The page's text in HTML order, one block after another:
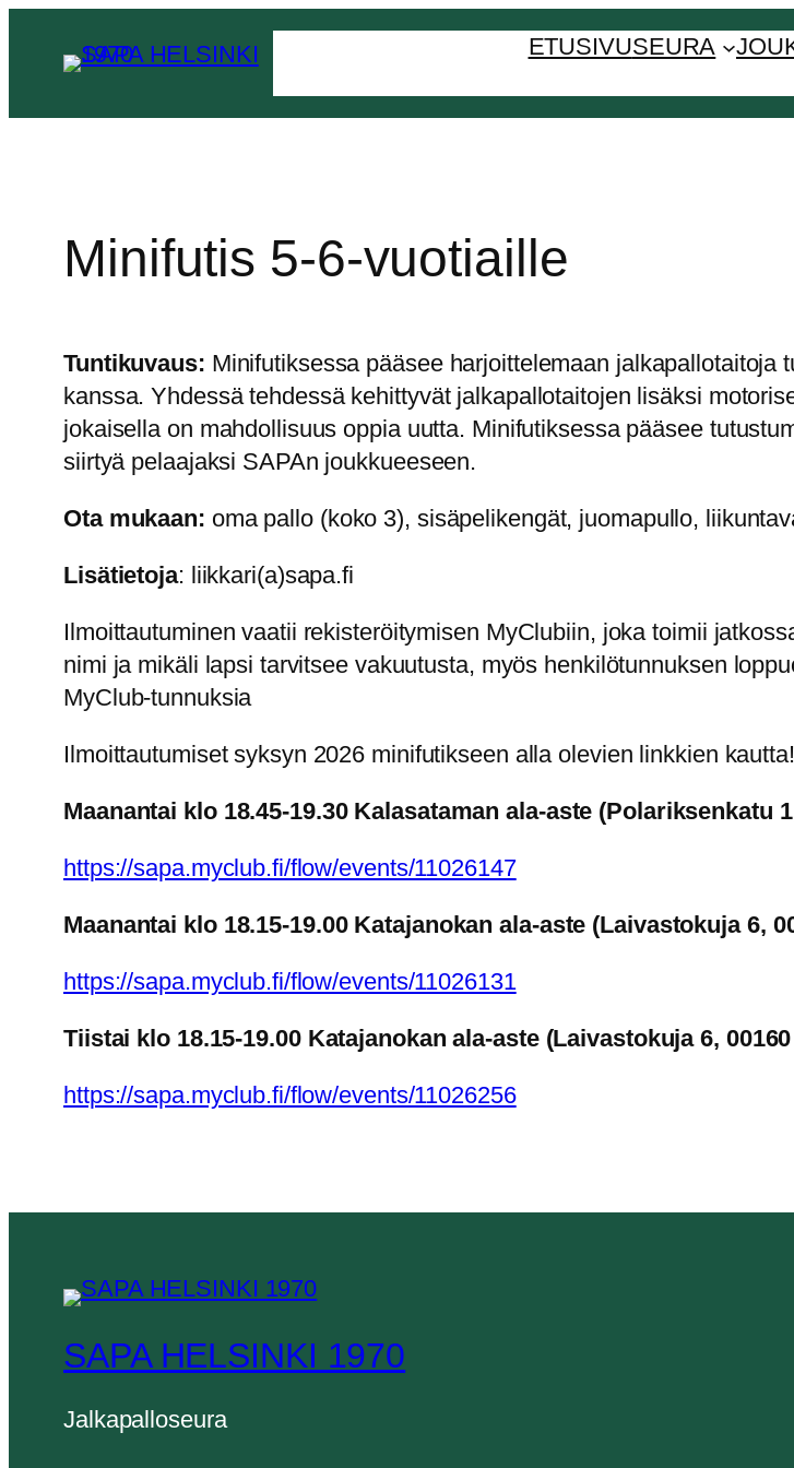
ETUSIVUSEURA
Minifutis 5-6-vuotiaille
Tuntikuvaus: Minifutiksessa pääsee harjoittelemaan
kanssa. Yhdessä tehdessä kehittyvät jalkapallotaitojen lisäksi
jokaisella on mahdollisuus oppia uutta. Minifutiksessa pääsee
siirtyä pelaajaksi SAPAn joukkueeseen.
Ota mukaan: oma pallo (koko 3), sisäpelikengät, juomapullo,
Lisätietoja: liikkari(a)sapa.fi
Ilmoittautuminen vaatii rekisteröitymisen MyClubiin, joka toimii
nimi ja mikäli lapsi tarvitsee vakuutusta, myös henkilötunnuksen
MyClub-tunnuksia
Ilmoittautumiset syksyn 2026 minifutikseen alla olevien linkkien kautta!
Maanantai klo 18.45-19.30 Kalasataman ala-aste (Polariksenkatu
https://sapa.myclub.fi/flow/events/11026147
Maanantai klo 18.15-19.00 Katajanokan ala-aste (Laivastokuja 6,
https://sapa.myclub.fi/flow/events/11026131
Tiistai klo 18.15-19.00 Katajanokan ala-aste (Laivastokuja 6,
https://sapa.myclub.fi/flow/events/11026256
SAPA HELSINKI 1970
Jalkapalloseura